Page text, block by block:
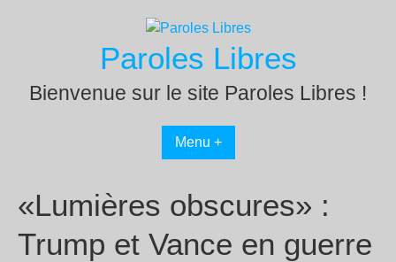
Paroles Libres
Bienvenue sur le site Paroles Libres !
Menu +
«Lumières obscures» :
Trump et Vance en guerre